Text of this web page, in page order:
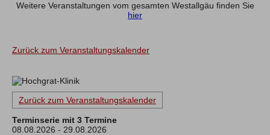
Weitere Veranstaltungen vom gesamten Westallgäu finden Sie
hier
Zurück zum Veranstaltungskalender
Zurück zum Veranstaltungskalender
Terminserie mit 3 Termine
08.08.2026 - 29.08.2026